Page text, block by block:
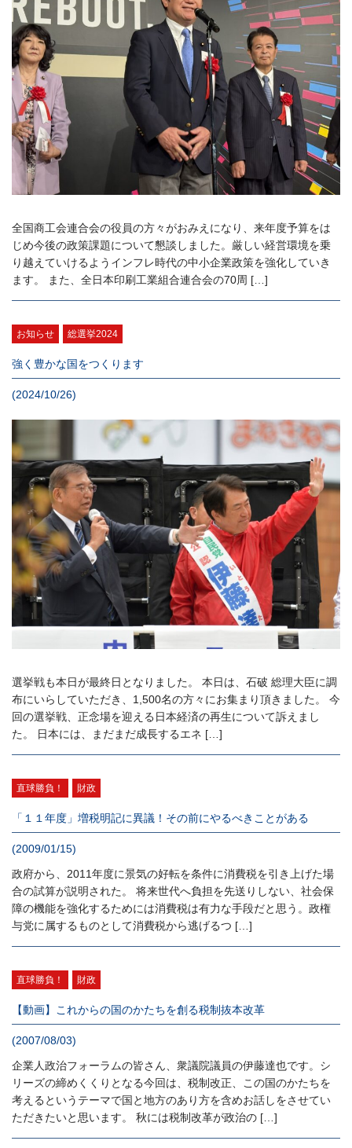
全国商工会連合会の役員の方々がおみえになり、来年度予算をは
じめ今後の政策課題について懇談しました。厳しい経営環境を乗
り越えていけるようインフレ時代の中小企業政策を強化していき
ます。 また、全日本印刷工業組合連合会の70周 […]
お知らせ 総選挙2024
強く豊かな国をつくります
(2024/10/26)
選挙戦も本日が最終日となりました。 本日は、石破 総理大臣に調
布にいらしていただき、1,500名の方々にお集まり頂きました。 今
回の選挙戦、正念場を迎える日本経済の再生について訴えまし
た。 日本には、まだまだ成長するエネ […]
直球勝負！ 財政
「１１年度」増税明記に異議！その前にやるべきことがある
(2009/01/15)
政府から、2011年度に景気の好転を条件に消費税を引き上げた場
合の試算が説明された。 将来世代へ負担を先送りしない、社会保
障の機能を強化するためには消費税は有力な手段だと思う。政権
与党に属するものとして消費税から逃げるつ […]
直球勝負！ 財政
【動画】これからの国のかたちを創る税制抜本改革
(2007/08/03)
企業人政治フォーラムの皆さん、衆議院議員の伊藤達也です。シ
リーズの締めくくりとなる今回は、税制改正、この国のかたちを
考えるというテーマで国と地方のあり方を含めお話しをさせてい
ただきたいと思います。 秋には税制改革が政治の […]